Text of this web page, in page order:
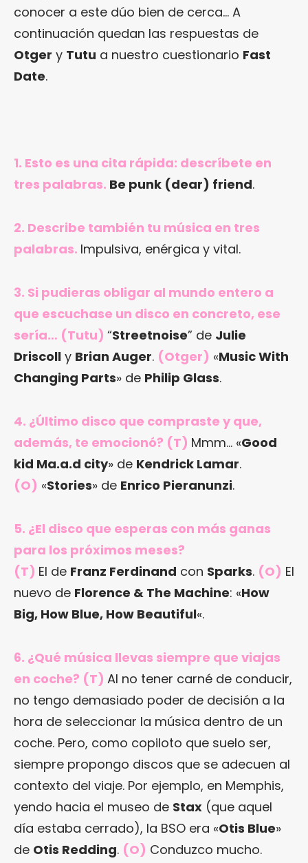
conocer a este dúo bien de cerca… A
continuación quedan las respuestas de
Otger y Tutu a nuestro cuestionario Fast
Date.
1. Esto es una cita rápida: descríbete en
tres palabras. Be punk (dear) friend.
2. Describe también tu música en tres
palabras. Impulsiva, enérgica y vital.
3. Si pudieras obligar al mundo entero a
que escuchase un disco en concreto, ese
sería… (Tutu) “Streetnoise” de Julie
Driscoll y Brian Auger. (Otger) «Music With
Changing Parts» de Philip Glass.
4. ¿Último disco que compraste y que,
además, te emocionó? (T) Mmm… «Good
kid Ma.a.d city» de Kendrick Lamar.
(O) «Stories» de Enrico Pieranunzi.
5. ¿El disco que esperas con más ganas
para los próximos meses?
(T) El de Franz Ferdinand con Sparks. (O) El
nuevo de Florence & The Machine: «How
Big, How Blue, How Beautiful«.
6. ¿Qué música llevas siempre que viajas
en coche? (T) Al no tener carné de conducir,
no tengo demasiado poder de decisión a la
hora de seleccionar la música dentro de un
coche. Pero, como copiloto que suelo ser,
siempre propongo discos que se adecuen al
contexto del viaje. Por ejemplo, en Memphis,
yendo hacia el museo de Stax (que aquel
día estaba cerrado), la BSO era «Otis Blue»
de Otis Redding. (O) Conduzco mucho.